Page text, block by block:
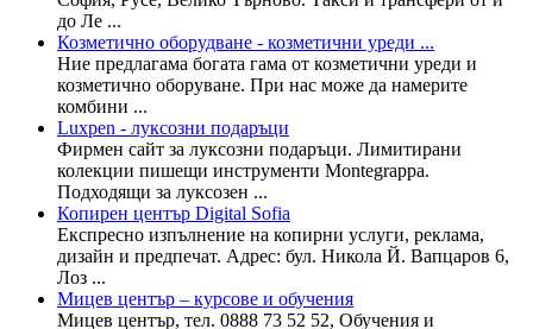
до Ле ...
Козметично оборудване - козметични уреди ...
Ние предлагама богата гама от козметични уреди и
козметично оборуване. При нас може да намерите
комбини ...
Luxpen - луксозни подаръци
Фирмен сайт за луксозни подаръци. Лимитирани
колекции пишещи инструменти Montegrappa.
Подходящи за луксозен ...
Копирен център Digital Sofia
Експресно изпълнение на копирни услуги, реклама,
дизайн и предпечат. Адрес: бул. Никола Й. Вапцаров 6,
Лоз ...
Мицев център – курсове и обучения
Мицев център, тел. 0888 73 52 52, Обучения и